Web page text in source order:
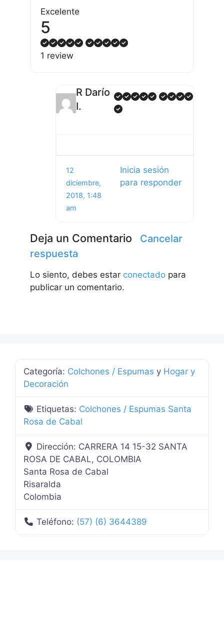
Excelente
5
1 review
R Darío
I.
12
diciembre,
2018, 1:48
am
Inicia sesión
para responder
Deja un Comentario
Cancelar
respuesta
Lo siento, debes estar conectado para
publicar un comentario.
Categoría: Colchones / Espumas y Hogar y
Decoración
Etiquetas: Colchones / Espumas Santa
Rosa de Cabal
Dirección: CARRERA 14 15-32 SANTA
ROSA DE CABAL, COLOMBIA
Santa Rosa de Cabal
Risaralda
Colombia
Teléfono: (57) (6) 3644389